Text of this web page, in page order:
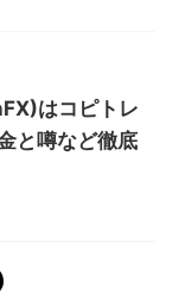
はコピトレ
と噂など徹底